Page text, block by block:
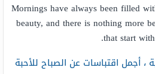
Mornings have always been filled
beauty, and there is nothing more
that start
، أجمل اقتباسات عن الصباح للأحبة